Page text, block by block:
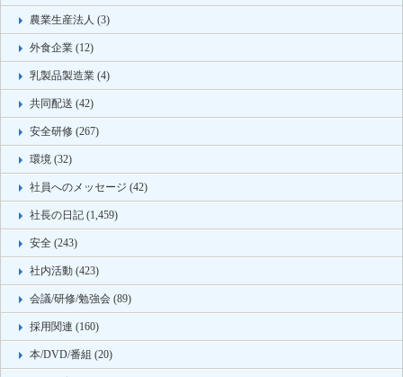
農業生産法人 (3)
外食企業 (12)
乳製品製造業 (4)
共同配送 (42)
安全研修 (267)
環境 (32)
社員へのメッセージ (42)
社長の日記 (1,459)
安全 (243)
社内活動 (423)
会議/研修/勉強会 (89)
採用関連 (160)
本/DVD/番組 (20)